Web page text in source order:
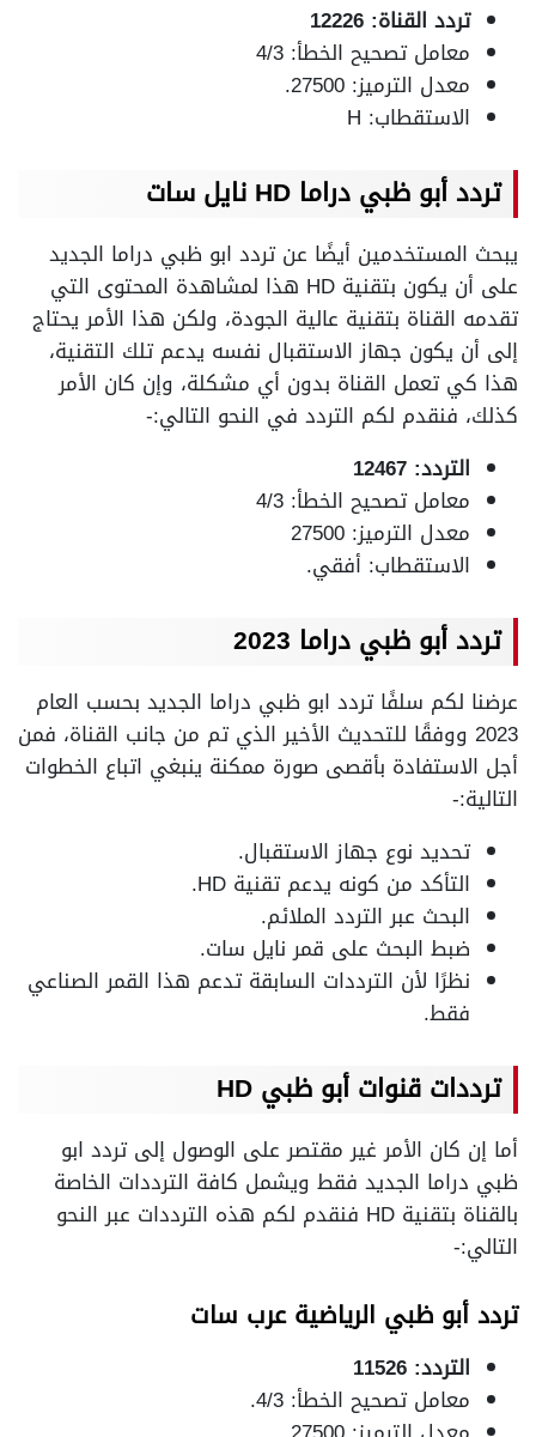
تردد القناة: 12226
معامل تصحيح الخطأ: 4/3
معدل الترميز: 27500.
الاستقطاب: H
تردد أبو ظبي دراما HD نايل سات
يبحث المستخدمين أيضًا عن تردد ابو ظبي دراما الجديد
على أن يكون بتقنية HD هذا لمشاهدة المحتوى التي
تقدمه القناة بتقنية عالية الجودة، ولكن هذا الأمر يحتاج
إلى أن يكون جهاز الاستقبال نفسه يدعم تلك التقنية،
هذا كي تعمل القناة بدون أي مشكلة، وإن كان الأمر
كذلك، فنقدم لكم التردد في النحو التالي:-
التردد: 12467
معامل تصحيح الخطأ: 4/3
معدل الترميز: 27500
الاستقطاب: أفقي.
تردد أبو ظبي دراما 2023
عرضنا لكم سلفًا تردد ابو ظبي دراما الجديد بحسب العام
2023 ووفقًا للتحديث الأخير الذي تم من جانب القناة، فمن
أجل الاستفادة بأقصى صورة ممكنة ينبغي اتباع الخطوات
التالية:-
تحديد نوع جهاز الاستقبال.
التأكد من كونه يدعم تقنية HD.
البحث عبر التردد الملائم.
ضبط البحث على قمر نايل سات.
نظرًا لأن الترددات السابقة تدعم هذا القمر الصناعي
فقط.
ترددات قنوات أبو ظبي HD
أما إن كان الأمر غير مقتصر على الوصول إلى تردد ابو
ظبي دراما الجديد فقط ويشمل كافة الترددات الخاصة
بالقناة بتقنية HD فنقدم لكم هذه الترددات عبر النحو
التالي:-
تردد أبو ظبي الرياضية عرب سات
التردد: 11526
معامل تصحيح الخطأ: 4/3.